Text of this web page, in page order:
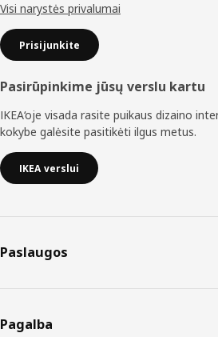
Visi narystės privalumai
Prisijunkite
Pasirūpinkime jūsų verslu kartu
IKEA‘oje visada rasite puikaus dizaino
kokybe galėsite pasitikėti ilgus metus.
IKEA verslui
Paslaugos
Pagalba